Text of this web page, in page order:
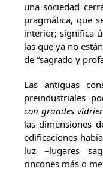
una sociedad
pragmática, que
interior; significa
las que ya no
de “sagrado y
Las antiguas
preindustriales
con grandes
las dimensiones
edificaciones
luz –lugares
rincones más o